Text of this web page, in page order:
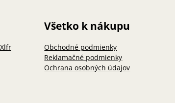
Všetko k nákupu
Obchodné podmienky
Reklamačné podmienky
Ochrana osobných údajov